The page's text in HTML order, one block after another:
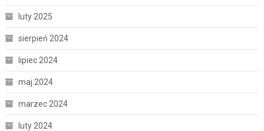
luty 2025
sierpień 2024
lipiec 2024
maj 2024
marzec 2024
luty 2024